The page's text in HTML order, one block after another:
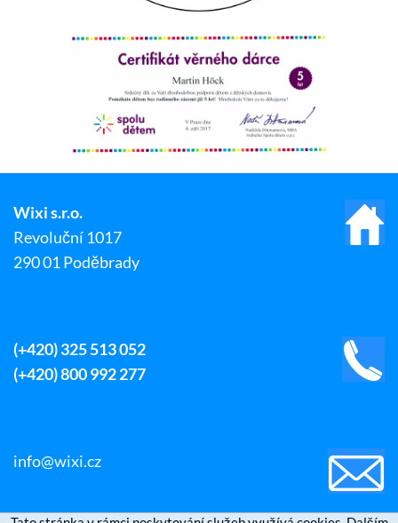
Wixi s.r.o.
Revoluční 1017
290 01 Poděbrady
(+420) 325 513 052
(+420) 800 992 277
info@wixi.cz